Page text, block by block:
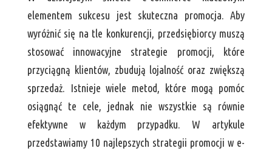
elementem sukcesu jest skuteczna promocja. Aby
wyróżnić się na tle konkurencji, przedsiębiorcy muszą
stosować innowacyjne strategie promocji, które
przyciągną klientów, zbudują lojalność oraz zwiększą
sprzedaż. Istnieje wiele metod, które mogą pomóc
osiągnąć te cele, jednak nie wszystkie są równie
efektywne w każdym przypadku. W artykule
przedstawiamy 10 najlepszych strategii promocji w e-